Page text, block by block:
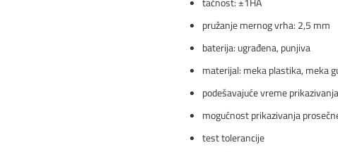
pružanje mernog vrha: 2,5 mm
baterija: ugrađena, punjiva
materijal: meka plastika, meka
podešavajuće vreme
mogućnost prikazivanja
test tolerancije